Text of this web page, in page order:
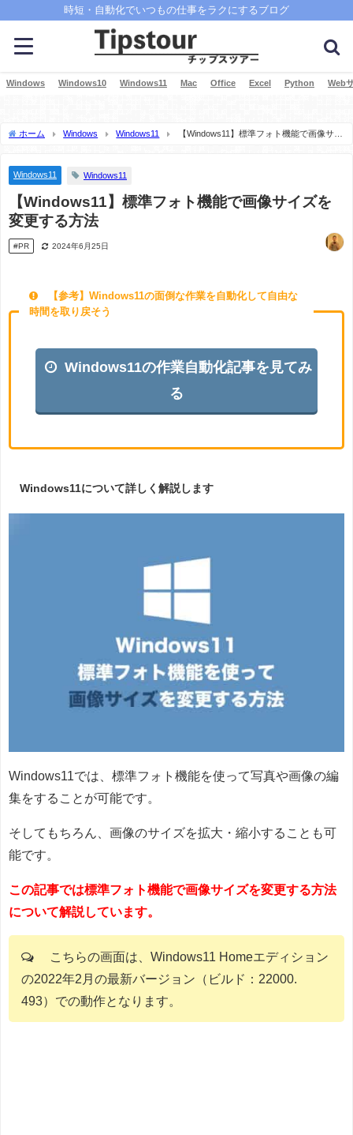
時短・自動化でいつもの仕事をラクにするブログ
Windows Windows10 Windows11 Mac Office Excel Python Web
ホーム Windows Windows11
【Windows11】標準フォト機能で画像サイ
Windows11 Windows11
【Windows11】標準フォト機能で画像サイズを
変更する方法
#PR 2024年6月25日
【参考】Windows11の面倒な作業を自動化して自由な
時間を取り戻そう
Windows11の作業自動化記事を見てみ
る
Windows11について詳しく解説します
Windows11では、標準フォト機能を使って写真や画像の編
集をすることが可能です。
そしてもちろん、画像のサイズを拡大・縮小することも可
能です。
この記事では標準フォト機能で画像サイズを変更する方法
について解説しています。
こちらの画面は、Windows11 Homeエディション
の2022年2月の最新バージョン（ビルド：22000.
493）での動作となります。